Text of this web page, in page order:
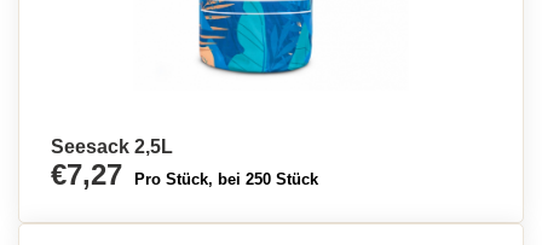
Seesack 2,5L
€7,27 Pro Stück, bei 250 Stück